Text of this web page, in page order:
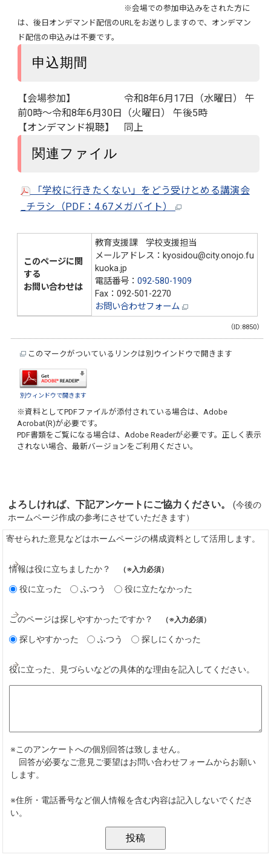
※会場での参加申込みをされた方に
は、後日オンデマンド配信のURLをお送りしますので、オンデマン
ド配信の申込みは不要です。
申込期間
【会場参加】 令和8年6月17日（水曜日） 午
前0時～令和8年6月30日（火曜日） 午後5時
【オンデマンド視聴】 同上
関連ファイル
「学校に行きたくない」をどう受けとめる講演会
_チラシ（PDF：4.67メガバイト）
このページに関
する
お問い合わせは
教育支援課 学校支援担当
メールアドレス：kyosidou@city.onojo.fu
kuoka.jp
電話番号： 092-580-1909
Fax：092-501-2270
お問い合わせフォーム
（ID:8850）
このマークがついているリンクは別ウインドウで開きます
別ウィンドウで開きます
※資料としてPDFファイルが添付されている場合は、Adobe
Acrobat(R)が必要です。
PDF書類をご覧になる場合は、Adobe Readerが必要です。正しく表示
されない場合、最新バージョンをご利用ください。